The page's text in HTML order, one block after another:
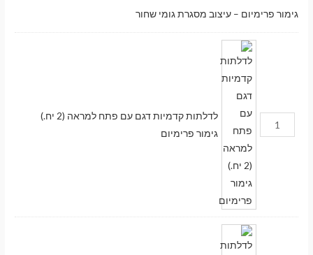
גימור פרימיום – עיצוב מסגרת גומי שחור
לדלתות קדמיות דגם עם פתח למראה (2 יח.)
גימור פרימיום